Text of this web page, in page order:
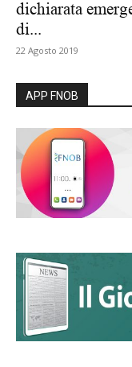
dichiarata
di...
22 Agosto 2019
APP FNOB